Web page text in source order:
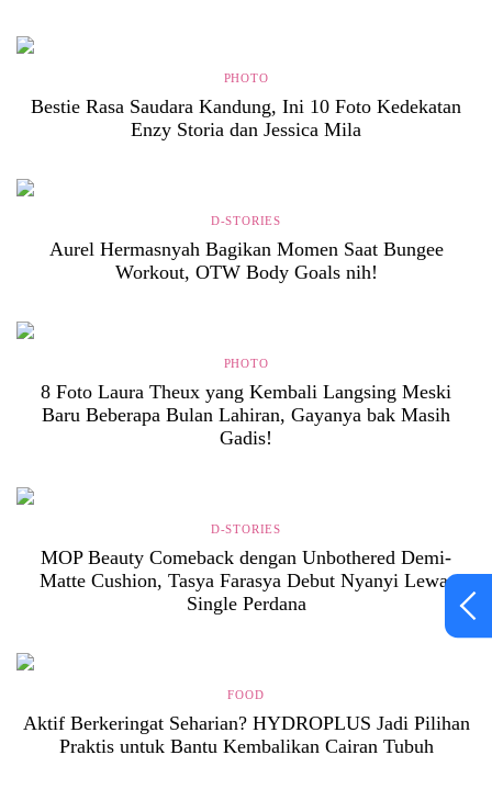
PHOTO
Bestie Rasa Saudara Kandung, Ini 10 Foto Kedekatan
Enzy Storia dan Jessica Mila
D-STORIES
Aurel Hermasnyah Bagikan Momen Saat Bungee
Workout, OTW Body Goals nih!
PHOTO
8 Foto Laura Theux yang Kembali Langsing Meski
Baru Beberapa Bulan Lahiran, Gayanya bak Masih
Gadis!
D-STORIES
MOP Beauty Comeback dengan Unbothered Demi-
Matte Cushion, Tasya Farasya Debut Nyanyi Lewat
Single Perdana
FOOD
Aktif Berkeringat Seharian? HYDROPLUS Jadi Pilihan
Praktis untuk Bantu Kembalikan Cairan Tubuh